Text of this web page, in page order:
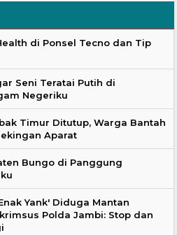
di Ponsel Tecno dan Tip
Seni Teratai Putih di
Negeriku
Timur Ditutup, Warga Bantah
Aparat
Bungo di Panggung
Yank' Diduga Mantan
Polda Jambi: Stop dan